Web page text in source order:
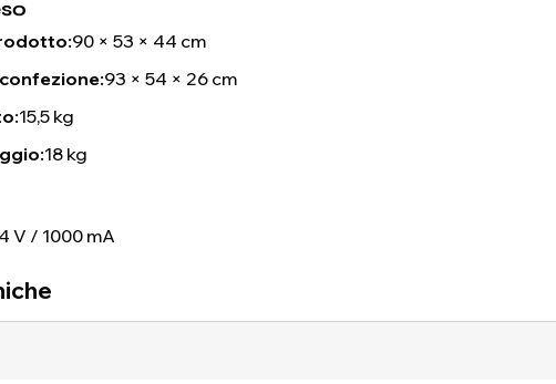
90 × 53 × 44 cm
93 × 54 × 26 cm
15,5 kg
18 kg
V / 1000 mA